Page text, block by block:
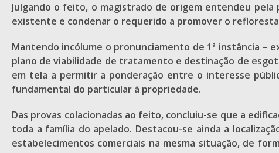
Julgando o feito, o magistrado de origem entendeu
existente e condenar o requerido a promover o
Mantendo incólume o pronunciamento de 1ª instância –
plano de viabilidade de tratamento e destinação de
em tela a permitir a ponderação entre o interesse
fundamental do particular à propriedade.
Das provas colacionadas ao feito, concluiu-se que a
toda a família do apelado. Destacou-se ainda a
estabelecimentos comerciais na mesma situação, de